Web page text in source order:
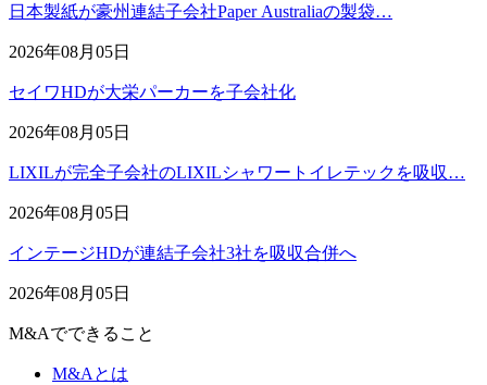
日本製紙が豪州連結子会社Paper Australiaの製袋…
2026年08月05日
セイワHDが大栄パーカーを子会社化
2026年08月05日
LIXILが完全子会社のLIXILシャワートイレテックを吸収…
2026年08月05日
インテージHDが連結子会社3社を吸収合併へ
2026年08月05日
M&Aでできること
M&Aとは